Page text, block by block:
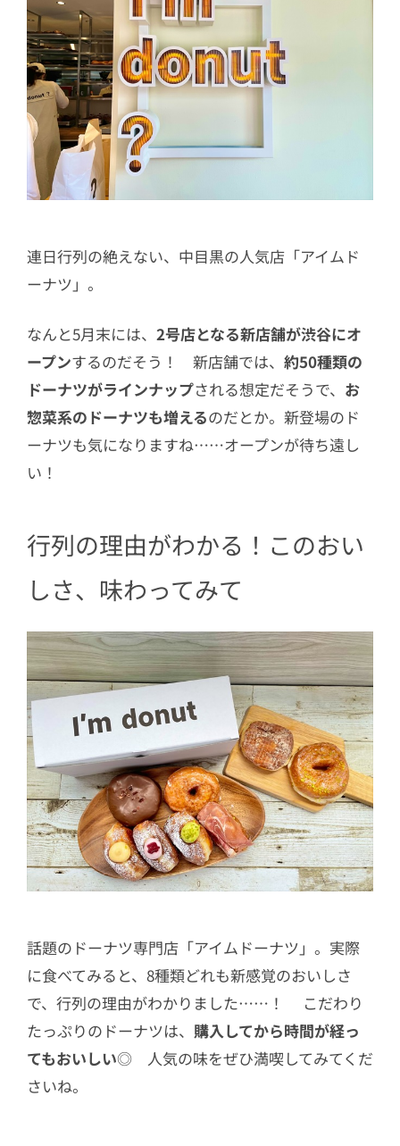
連日行列の絶えない、中目黒の人気店「アイムド
ーナツ」。
なんと5月末には、 2号店となる新店舗が渋谷にオ
ープンするのだそう！ 新店舗では、 約50種類の
ドーナツがラインナップされる想定だそうで、 お
惣菜系のドーナツも増えるのだとか。新登場のド
ーナツも気になりますね……オープンが待ち遠し
い！
行列の理由がわかる！このおい
しさ、味わってみて
話題のドーナツ専門店「アイムドーナツ」。実際
に食べてみると、8種類どれも新感覚のおいしさ
で、行列の理由がわかりました……！ こだわり
たっぷりのドーナツは、 購入してから時間が経っ
てもおいしい◎ 人気の味をぜひ満喫してみてくだ
さいね。